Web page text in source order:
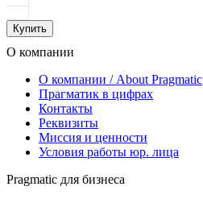
Купить
О компании
О компании / About Pragmatic
Прагматик в цифрах
Контакты
Реквизиты
Миссия и ценности
Условия работы юр. лица
Pragmatic для бизнеса